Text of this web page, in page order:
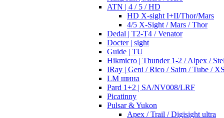
ATN | 4 / 5 / HD
HD X-sight I+II/Thor/Mars
4/5 X-Sight / Mars / Thor
Dedal | T2-T4 / Venator
Docter | sight
Guide | TU
Hikmicro | Thunder 1-2 / Alpex /
IRay | Geni / Rico / Saim / Tube /
LM шина
Pard 1+2 | SA/NV008/LRF
Picatinny
Pulsar & Yukon
Apex / Trail / Digisight ultra